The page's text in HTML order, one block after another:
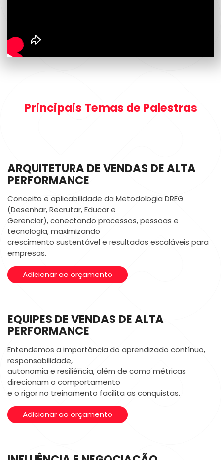
Principais Temas de Palestras
ARQUITETURA DE VENDAS DE ALTA
PERFORMANCE
Conceito e aplicabilidade da Metodologia DREG
(Desenhar, Recrutar, Educar e
Gerenciar), conectando processos, pessoas e
tecnologia, maximizando
crescimento sustentável e resultados escaláveis para
empresas.
Adicionar ao orçamento
EQUIPES DE VENDAS DE ALTA
PERFORMANCE
Entendemos a importância do aprendizado contínuo,
responsabilidade,
autonomia e resiliência, além de como métricas
direcionam o comportamento
e o rigor no treinamento facilita as conquistas.
Adicionar ao orçamento